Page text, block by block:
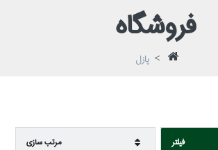
فروشگاه
پازل
فيلتر مرتب سازي